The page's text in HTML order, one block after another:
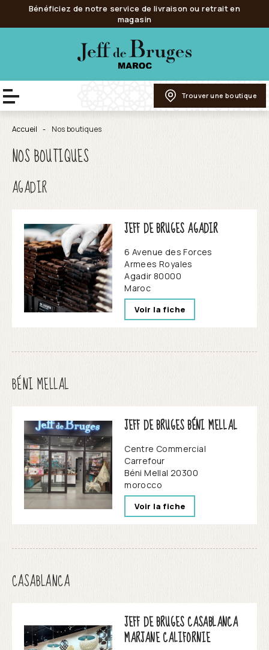
Bénéficiez de notre service de livraison ou retrait en
magasin
Trouver une boutique
Accueil Nos boutiques
NOS BOUTIQUES
AGADIR
JEFF DE BRUGES AGADIR
6 Avenue des Forces
Armees Royales
Agadir 80000
Maroc
Voir la fiche
BÉNI MELLAL
JEFF DE BRUGES BÉNI MELLAL
Centre Commercial
Carrefour
Béni Mellal 20300
morocco
Voir la fiche
CASABLANCA
JEFF DE BRUGES CASABLANCA
MARJANE CALIFORNIE